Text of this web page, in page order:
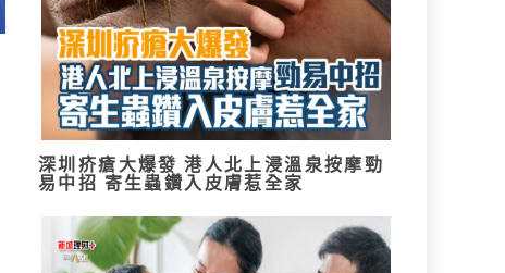
深圳疥瘡大爆發 港人北上浸溫泉按摩勁
易中招 寄生蟲鑽入皮膚惹全家